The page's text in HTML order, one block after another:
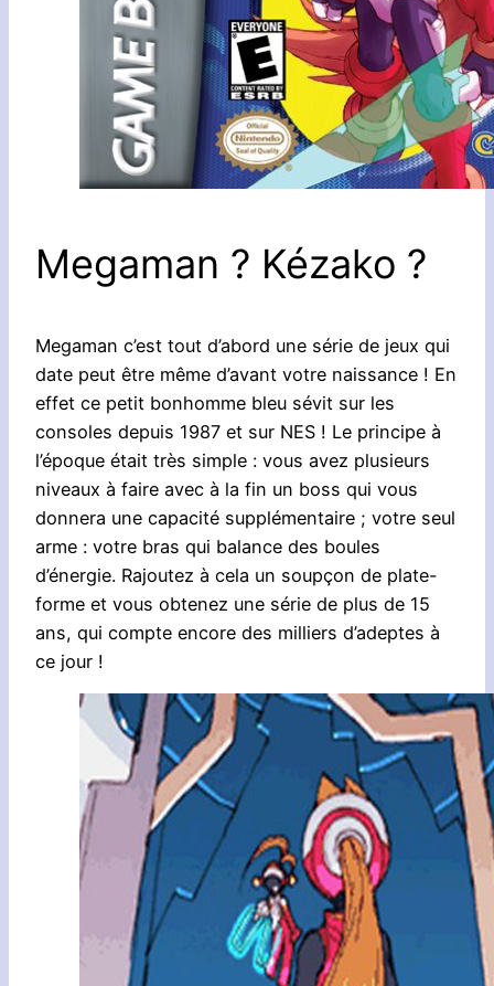
Megaman ? Kézako ?
Megaman c’est tout d’abord une série de jeux qui
date peut être même d’avant votre naissance ! En
effet ce petit bonhomme bleu sévit sur les
consoles depuis 1987 et sur NES ! Le principe à
l’époque était très simple : vous avez plusieurs
niveaux à faire avec à la fin un boss qui vous
donnera une capacité supplémentaire ; votre seul
arme : votre bras qui balance des boules
d’énergie. Rajoutez à cela un soupçon de plate-
forme et vous obtenez une série de plus de 15
ans, qui compte encore des milliers d’adeptes à
ce jour !